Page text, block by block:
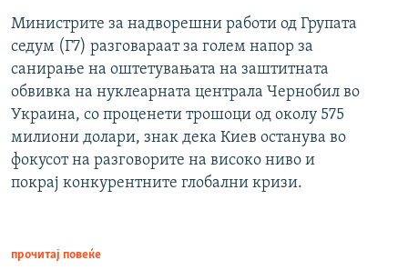
Министрите за надворешни работи од Групата
седум (Г7) разговараат за голем напор за
санирање на оштетувањата на заштитната
обвивка на нуклеарната централа Чернобил во
Украина, со проценети трошоци од околу 575
милиони долари, знак дека Киев останува во
фокусот на разговорите на високо ниво и
покрај конкурентните глобални кризи.
прочитај повеќе